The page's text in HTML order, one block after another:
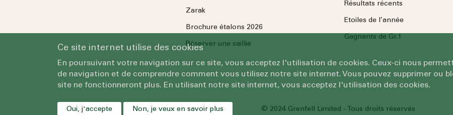
Zarak
Brochure étalons 2026
Réserver une saillie
Résultats récents
Etoiles de l’année
Gagnants de Gr.1
© 2024 Grenfell Limited - Tous droits réservés
Ce site internet utilise des cookies
En poursuivant votre navigation sur ce site, vous acceptez l'utilisation de cookies. Ceux-ci nous
de navigation et de comprendre comment vous utilisez notre site internet. Vous pouvez supprimer ou
site ne fonctionneront plus. En utilisant notre site internet, vous acceptez l'utilisation des cookies.
Oui, j'accepte Non, je veux en savoir plus